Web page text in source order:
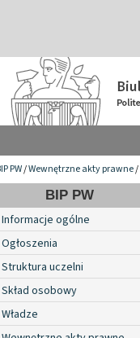
PW/Wewnętrzne akty prawne/
BIP PW
Informacje ogólne
Ogłoszenia
Struktura uczelni
Skład osobowy
Władze